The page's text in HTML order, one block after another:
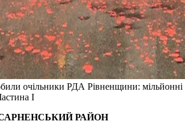
очільники РДА Рівненщини: мільйонні
І
РАЙОН